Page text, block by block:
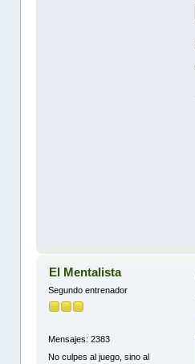
El Mentalista
Segundo entrenador
Mensajes: 2383
No culpes al juego, sino al